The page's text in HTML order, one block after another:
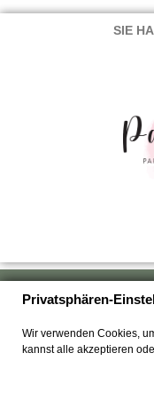
SIE
Über uns|Versand &
Privatsphären-
Wir verwenden Cookies,
kannst alle akzeptieren